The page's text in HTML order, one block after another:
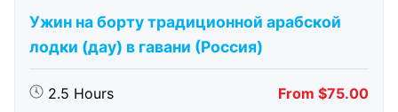
Ужин на борту традиционной арабской
лодки (дау) в гавани (Россия)
2.5 Hours From $75.00